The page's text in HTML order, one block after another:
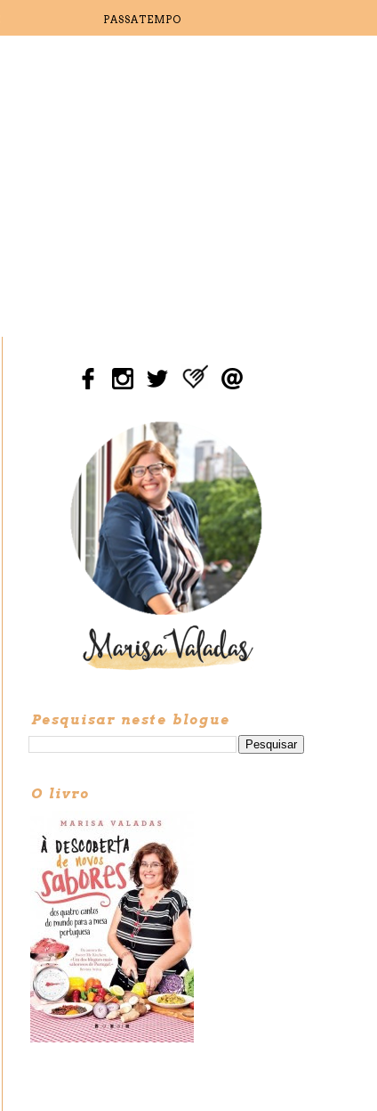
PASSATEMPO
Pesquisar neste blogue
O livro